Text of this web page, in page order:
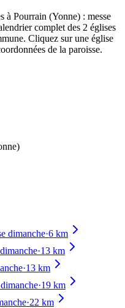
à Pourrain (Yonne) : messe
complet des 2 églises
Cliquez sur une église
de la paroisse.
)
dimanche·6 km
·13 km
·13 km
·19 km
·22 km